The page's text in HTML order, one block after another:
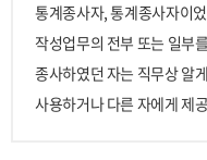
통계종사자, 통계종사자이
작성업무의 전부 또는 일부
종사하였던 자는 직무상 알
사용하거나 다른 자에게 제